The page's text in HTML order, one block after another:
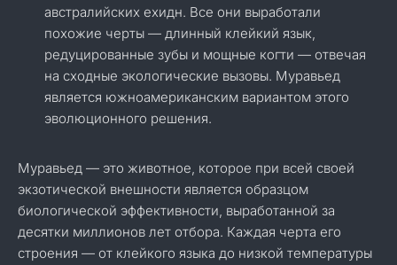
австралийских ехидн. Все они выработали
похожие черты — длинный клейкий язык,
редуцированные зубы и мощные когти — отвечая
на сходные экологические вызовы. Муравьед
является южноамериканским вариантом этого
эволюционного решения.
Муравьед — это животное, которое при всей своей
экзотической внешности является образцом
биологической эффективности, выработанной за
десятки миллионов лет отбора. Каждая черта его
строения — от клейкого языка до низкой температуры